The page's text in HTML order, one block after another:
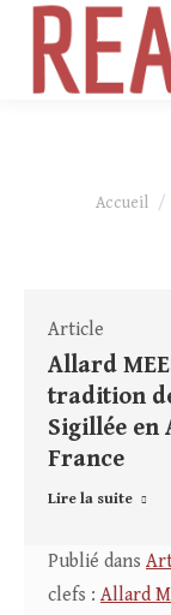
Vous
Accueil
Article
Allard
tradition
Sigillée en
France
Lire la suite
Publié dans
clefs : Allard